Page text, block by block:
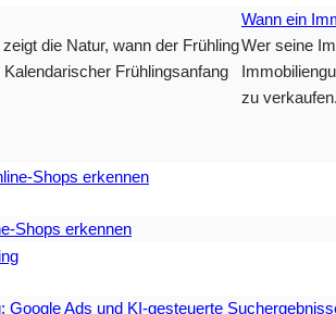
die Natur, wann der Frühling
Frühlingsanfang
Wann ein
Wer seine
zu
Shops erkennen
Google Ads und KI-gesteuerte